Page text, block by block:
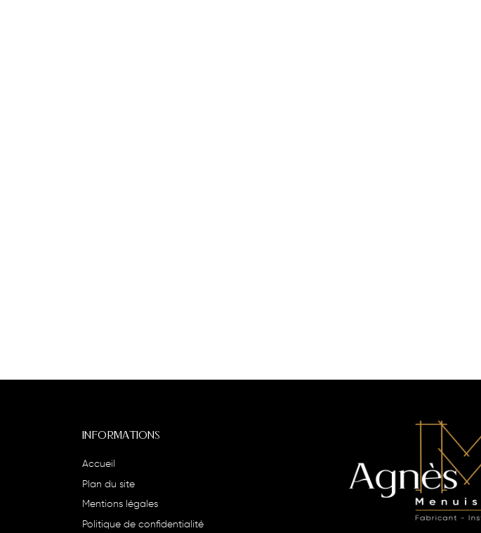
INFORMATIONS
Accueil
Plan du site
Mentions légales
Politique de confidentialité